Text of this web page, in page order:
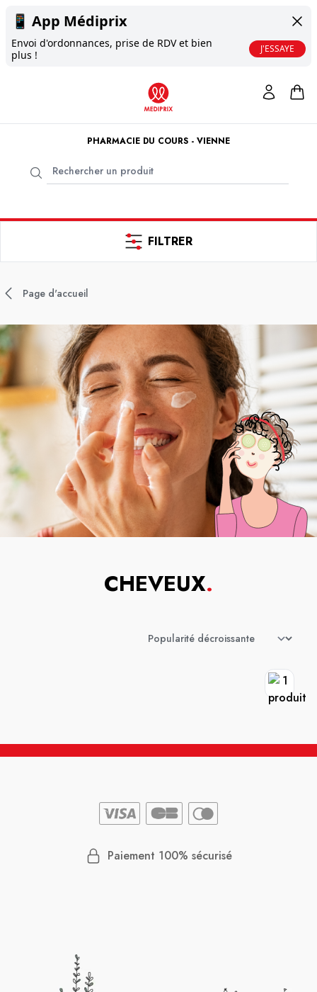
📱 App Médiprix
Envoi d'ordonnances, prise de RDV et bien
plus !
J'ESSAYE
PHARMACIE DU COURS - VIENNE
FILTRER
Page d'accueil
CHEVEUX.
Paiement 100% sécurisé